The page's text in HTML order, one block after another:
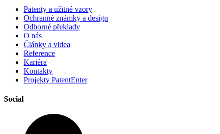
Patenty a užitné vzory
Ochranné známky a design
Odborné překlady
O nás
Články a videa
Reference
Kariéra
Kontakty
Projekty PatentEnter
Social